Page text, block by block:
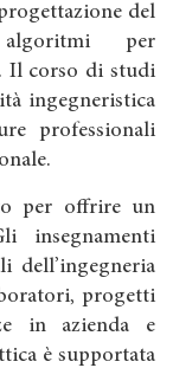
del
algoritmi per
Il corso di studi
ingegneristica
professionali
per offrire un
insegnamenti
dell’ingegneria
progetti
in azienda e
è supportata